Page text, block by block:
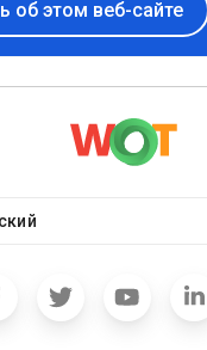
об этом веб-сайте